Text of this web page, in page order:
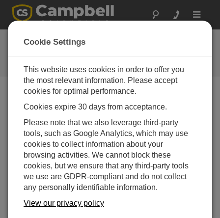
Toggle
お問い合わせ
通常1営業日以内に対応いたしま
す。
家がご連絡いたします。* = 必須項目です。
質問の種類を選択してください:
購入や見積について 技術的な質問
ここに質問を入力してください:*
Cookie Settings
This website uses cookies in order to offer you
the most relevant information. Please accept
cookies for optimal performance.
Cookies expire 30 days from acceptance.
Please note that we also leverage third-party
tools, such as Google Analytics, which may use
cookies to collect information about your
browsing activities. We cannot block these
cookies, but we ensure that any third-party tools
we use are GDPR-compliant and do not collect
any personally identifiable information.
View our privacy policy